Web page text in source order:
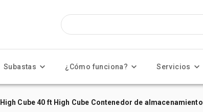
Subastas ¿Cómo funciona? Servicios
Cube 40 ft High Cube Contenedor de almacenamiento